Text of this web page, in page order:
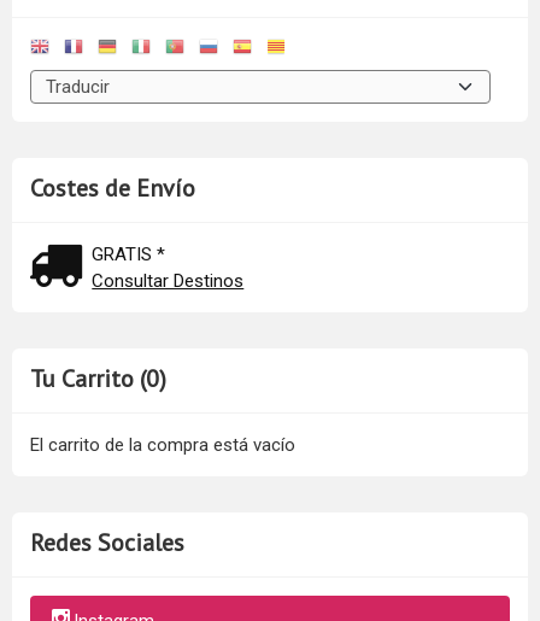
Costes de Envío
GRATIS *
Consultar Destinos
Tu Carrito (0)
El carrito de la compra está vacío
Redes Sociales